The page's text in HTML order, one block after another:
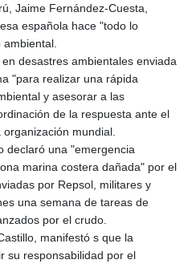
NGN 1577.963717
NIO 42.419473
NOK 10.99759
NPR 175.501819
NZD 1.961547
OMR 0.442445
PAB 1.152686
PEN 3.903651
PGK 5.093937
PHP 70.183258
PKR 320.014324
PLN 4.299905
PYG 6853.914834
QAR 4.213648
RON 5.244583
Jaime Fernández-Cuesta,
española hace "todo lo
desastres ambientales enviada
"para realizar una rápida
y asesorar a las
de la respuesta ante el
mundial.
declaró una "emergencia
marina costera dañada" por el
por Repsol, militares y
una semana de tareas de
por el crudo.
manifestó s que la
su responsabilidad por el